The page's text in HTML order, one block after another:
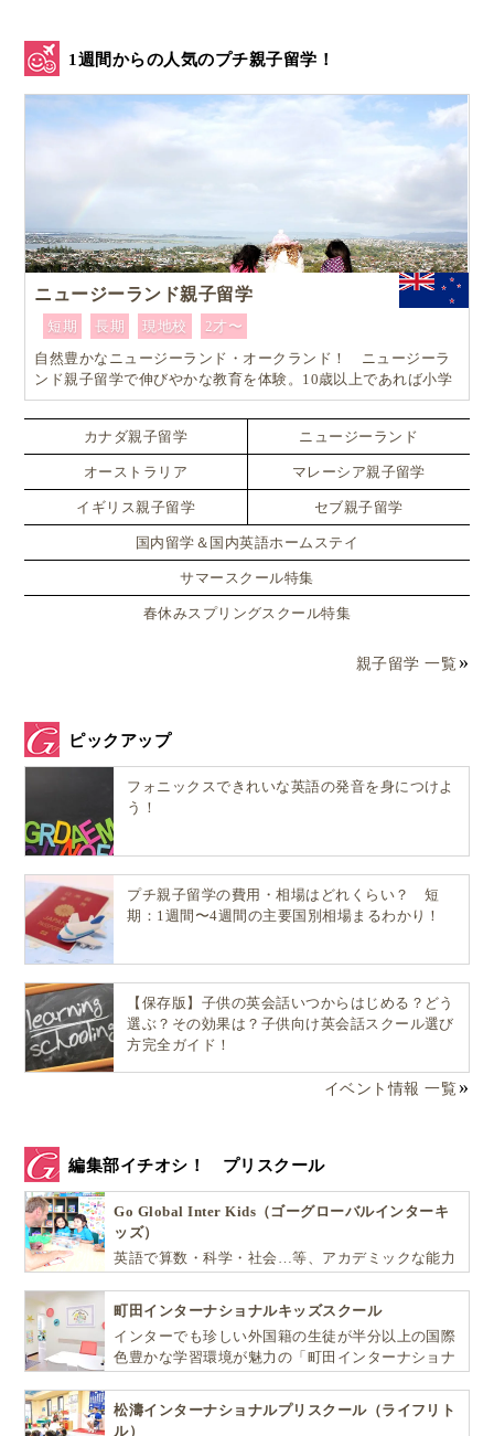
1週間からの人気のプチ親子留学！
ニュージーランド親子留学
短期 長期 現地校
2才〜
自然豊かなニュージーランド・オークランド！ ニュージーラ
ンド親子留学で伸びやかな教育を体験。10歳以上であれば小学
生でも単身留学可能なスペシャルプラン！！
カナダ親子留学 ニュージーランド
オーストラリア マレーシア親子留学
イギリス親子留学 セブ親子留学
国内留学＆国内英語ホームステイ
サマースクール特集
春休みスプリングスクール特集
親子留学 一覧
ピックアップ
フォニックスできれいな英語の発音を身につけよ
う！
プチ親子留学の費用・相場はどれくらい？ 短
期：1週間〜4週間の主要国別相場まるわかり！
【保存版】子供の英会話いつからはじめる？どう
選ぶ？その効果は？子供向け英会話スクール選び
方完全ガイド！
イベント情報 一覧
編集部イチオシ！ プリスクール
Go Global Inter Kids（ゴーグローバルインターキ
ッズ）
英語で算数・科学・社会…等、アカデミックな能力
を育む少人数制のプリスクールです。
町田インターナショナルキッズスクール
インターでも珍しい外国籍の生徒が半分以上の国際
色豊かな学習環境が魅力の「町田インターナショナ
松濤インターナショナルプリスクール（ライフリト
ル）